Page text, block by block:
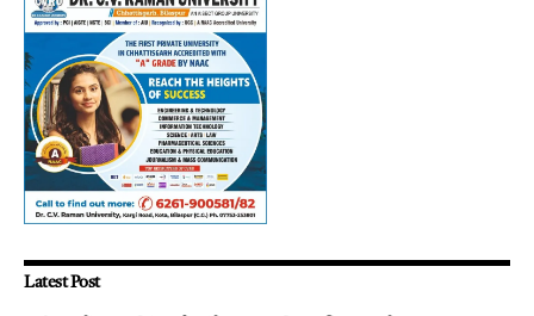
Latest Post